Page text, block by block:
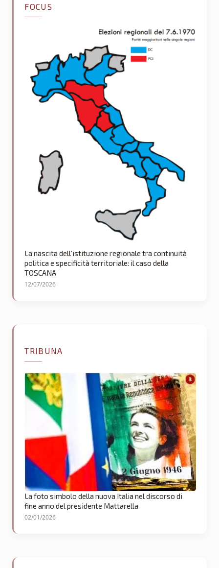
FOCUS
La nascita dell’istituzione regionale tra continuità
politica e specificità territoriale: il caso della
TOSCANA
12/07/2026
TRIBUNA
La foto simbolo della nuova Italia nel discorso di
fine anno del presidente Mattarella
02/01/2026